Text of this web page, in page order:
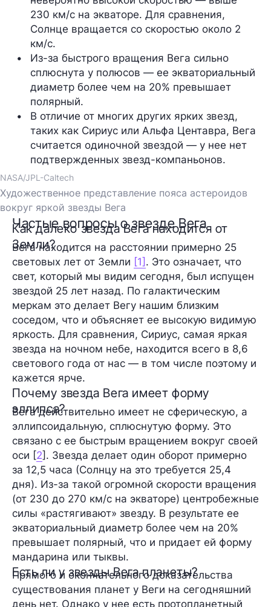
230 км/с на экваторе. Для сравнения,
Солнце вращается со скоростью около 2
км/с.
Из-за быстрого вращения Вега сильно
сплюснута у полюсов — ее экваториальный
диаметр более чем на 20% превышает
полярный.
В отличие от многих других ярких звезд,
таких как Сириус или Альфа Центавра, Вега
считается одиночной звездой — у нее нет
подтвержденных звезд-компаньонов.
NASA/JPL-Caltech
Художественное представление пояса астероидов
вокруг яркой звезды Вега
Частые вопросы о звезде Вега
Как далеко звезда Вега находится от
Земли?
Вега находится на расстоянии примерно 25
световых лет от Земли [1] . Это означает, что
свет, который мы видим сегодня, был испущен
звездой 25 лет назад. По галактическим
меркам это делает Вегу нашим близким
соседом, что и объясняет ее высокую видимую
яркость. Для сравнения, Сириус, самая яркая
звезда на ночном небе, находится всего в 8,6
светового года от нас — в том числе поэтому и
кажется ярче.
Почему звезда Вега имеет форму
эллипса?
Вега действительно имеет не сферическую, а
эллипсоидальную, сплюснутую форму. Это
связано с ее быстрым вращением вокруг своей
оси [2]. Звезда делает один оборот примерно
за 12,5 часа (Солнцу на это требуется 25,4
дня). Из-за такой огромной скорости вращения
(от 230 до 270 км/с на экваторе) центробежные
силы «растягивают» звезду. В результате ее
экваториальный диаметр более чем на 20%
превышает полярный, что и придает ей форму
мандарина или тыквы.
Есть ли у звезды Вега планеты?
Прямого и окончательного доказательства
существования планет у Веги на сегодняшний
день нет. Однако у нее есть протопланетный